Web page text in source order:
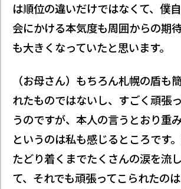
は順位の違いだけではなくて、僕
会にかける本気度も周囲からの期
も大きくなっていたと思います。
（お母さん）もちろん札幌の盾も
れたものではないし、すごく頑張
うのですが、本人の言うとおり重
というのは私も感じるところです
たどり着くまでたくさんの涙を流
て、それでも頑張ってこられたの